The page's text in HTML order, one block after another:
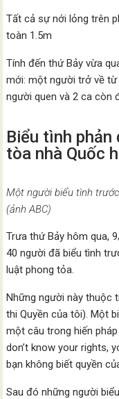
Tất cả sự nới lỏng trên
toàn 1.5m
Tính đến thứ Bảy vừa
mới: một người trở về
người quen và 2 ca còn
Biểu tình
tòa nhà Quốc
Một người biểu tình
(ảnh ABC)
Trưa thứ Bảy hôm qua,
40 người đã biểu tình
luật phong tỏa.
Những người này thuộc
thi Quyền của tôi). Một
một câu trong hiến
don’t know your rights,
bạn không biết quyền
Sau đó những người